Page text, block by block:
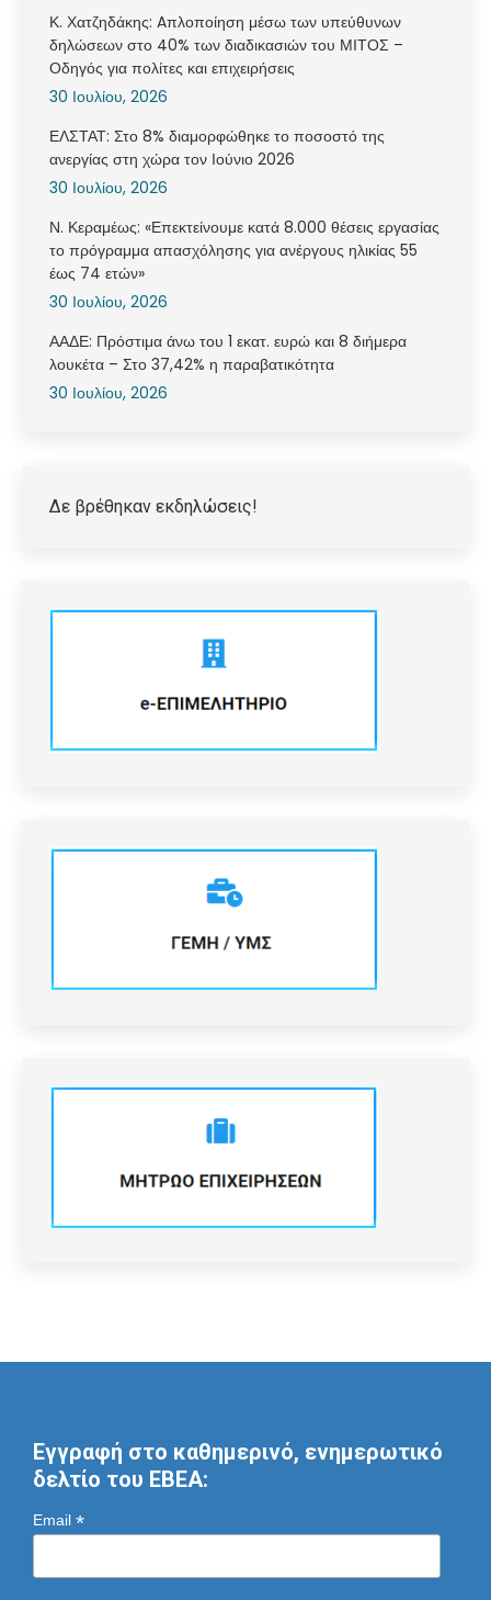
Κ. Χατζηδάκης: Aπλοποίηση μέσω των υπεύθυνων
δηλώσεων στο 40% των διαδικασιών του ΜΙΤΟΣ –
Οδηγός για πολίτες και επιχειρήσεις
30 Ιουλίου, 2026
ΕΛΣΤΑΤ: Στο 8% διαμορφώθηκε το ποσοστό της
ανεργίας στη χώρα τον Ιούνιο 2026
30 Ιουλίου, 2026
Ν. Κεραμέως: «Επεκτείνουμε κατά 8.000 θέσεις εργασίας
το πρόγραμμα απασχόλησης για ανέργους ηλικίας 55
έως 74 ετών»
30 Ιουλίου, 2026
ΑΑΔΕ: Πρόστιμα άνω του 1 εκατ. ευρώ και 8 διήμερα
λουκέτα – Στο 37,42% η παραβατικότητα
30 Ιουλίου, 2026
Δε βρέθηκαν εκδηλώσεις!
Εγγραφή στο καθημερινό, ενημερωτικό
δελτίο του ΕΒΕΑ:
Email *